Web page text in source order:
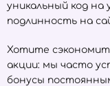
уникальный код на
подлинность на
Хотите
акции: мы часто
бонусы